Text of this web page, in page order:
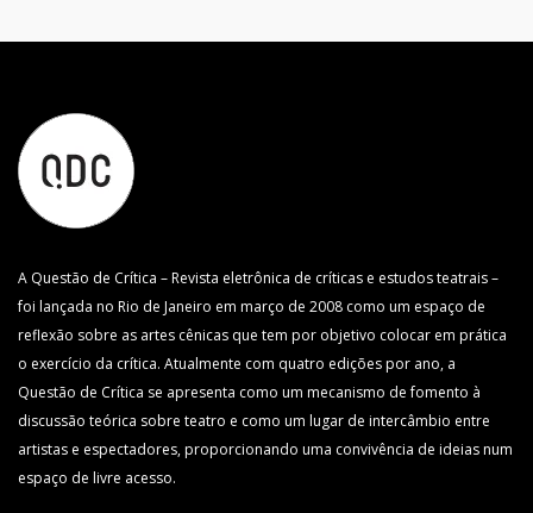
A Questão de Crítica – Revista eletrônica de críticas e estudos teatrais –
foi lançada no Rio de Janeiro em março de 2008 como um espaço de
reflexão sobre as artes cênicas que tem por objetivo colocar em prática
o exercício da crítica. Atualmente com quatro edições por ano, a
Questão de Crítica se apresenta como um mecanismo de fomento à
discussão teórica sobre teatro e como um lugar de intercâmbio entre
artistas e espectadores, proporcionando uma convivência de ideias num
espaço de livre acesso.